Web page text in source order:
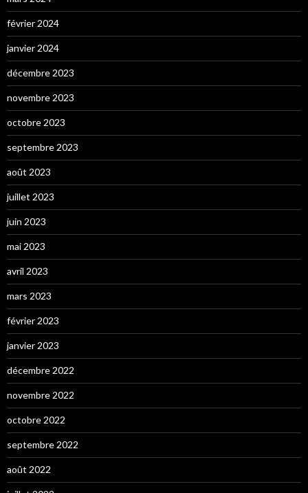
février 2024
janvier 2024
décembre 2023
novembre 2023
octobre 2023
septembre 2023
août 2023
juillet 2023
juin 2023
mai 2023
avril 2023
mars 2023
février 2023
janvier 2023
décembre 2022
novembre 2022
octobre 2022
septembre 2022
août 2022